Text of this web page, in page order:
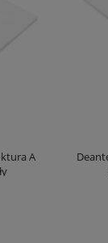
Silia brodzik
90x120cm